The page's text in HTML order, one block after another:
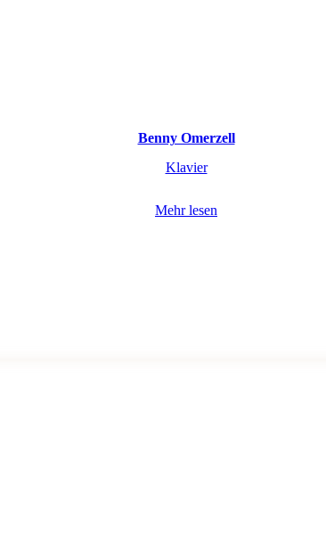
Benny Omerzell
Klavier
Mehr lesen